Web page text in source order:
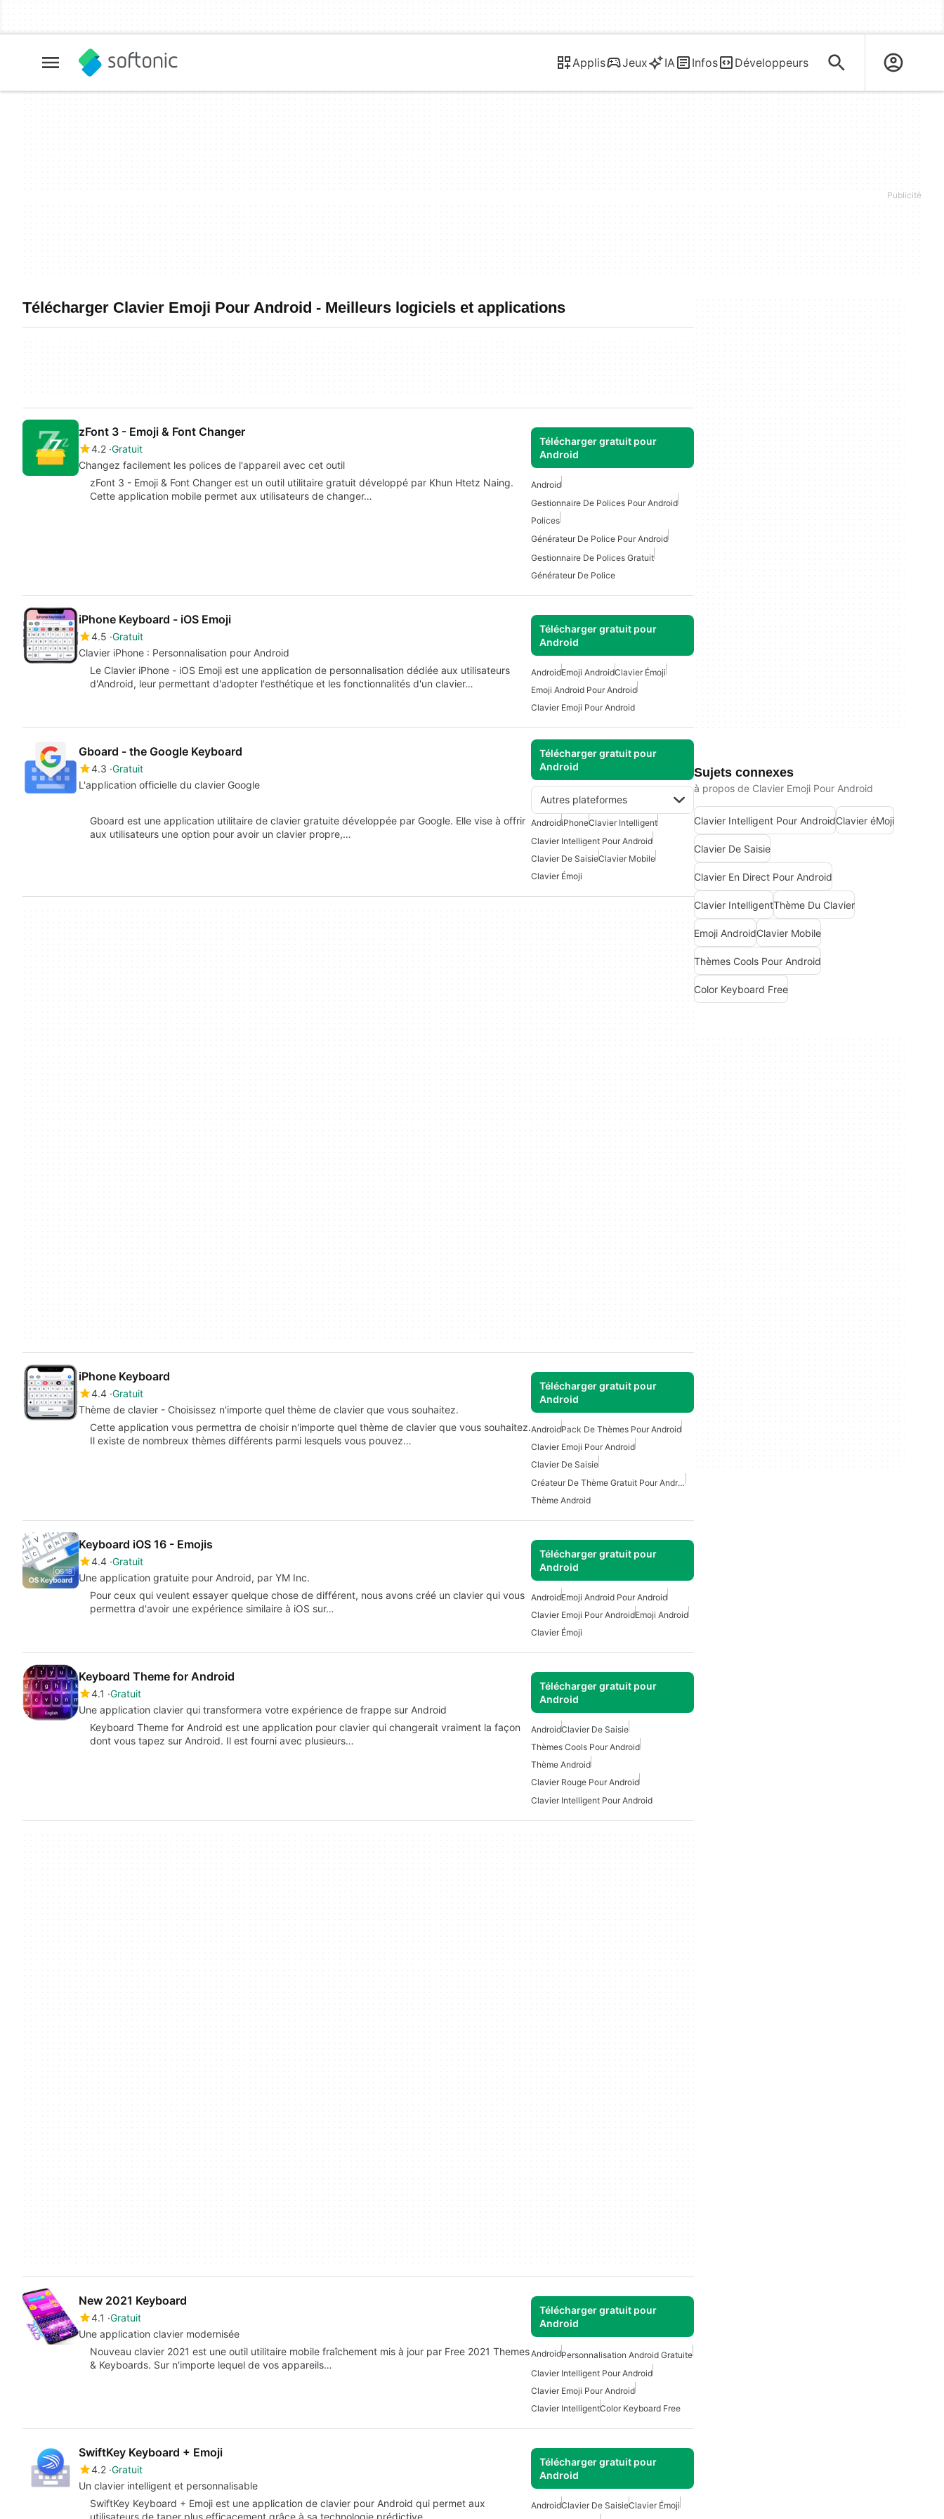
Applis Jeux IA Infos Développeurs
Télécharger Clavier Emoji Pour Android - Meilleurs logiciels et applications
zFont 3 - Emoji & Font Changer
4.2 Gratuit
Changez facilement les polices de l'appareil avec cet outil
Télécharger gratuit pour
Android
zFont 3 - Emoji & Font Changer est un outil utilitaire gratuit développé par Khun Htetz Naing.
Cette application mobile permet aux utilisateurs de changer…
Android
Gestionnaire De Polices Pour Android
Polices
Générateur De Police Pour Android
Gestionnaire De Polices Gratuit
Générateur De Police
iPhone Keyboard - iOS Emoji
4.5 Gratuit
Clavier iPhone : Personnalisation pour Android
Télécharger gratuit pour
Android
Le Clavier iPhone - iOS Emoji est une application de personnalisation dédiée aux utilisateurs
d'Android, leur permettant d'adopter l'esthétique et les fonctionnalités d'un clavier…
AndroidEmoji AndroidClavier Émoji
Emoji Android Pour Android
Clavier Emoji Pour Android
Gboard - the Google Keyboard
4.3 Gratuit
L'application officielle du clavier Google
Télécharger gratuit pour
Android
Autres plateformes
Gboard est une application utilitaire de clavier gratuite développée par Google. Elle vise à offrir
aux utilisateurs une option pour avoir un clavier propre,…
AndroidiPhoneClavier Intelligent
Clavier Intelligent Pour Android
Clavier De SaisieClavier Mobile
Clavier Émoji
iPhone Keyboard
4.4 Gratuit
Thème de clavier - Choisissez n'importe quel thème de clavier que vous souhaitez.
Télécharger gratuit pour
Android
Cette application vous permettra de choisir n'importe quel thème de clavier que vous souhaitez.
Il existe de nombreux thèmes différents parmi lesquels vous pouvez…
AndroidPack De Thèmes Pour Android
Clavier Emoji Pour Android
Clavier De Saisie
Créateur De Thème Gratuit Pour Android
Thème Android
Keyboard iOS 16 - Emojis
4.4 Gratuit
Une application gratuite pour Android, par YM Inc.
Télécharger gratuit pour
Android
Pour ceux qui veulent essayer quelque chose de différent, nous avons créé un clavier qui vous
permettra d'avoir une expérience similaire à iOS sur…
AndroidEmoji Android Pour Android
Clavier Emoji Pour AndroidEmoji Android
Clavier Émoji
Keyboard Theme for Android
4.1 Gratuit
Une application clavier qui transformera votre expérience de frappe sur Android
Télécharger gratuit pour
Android
Keyboard Theme for Android est une application pour clavier qui changerait vraiment la façon
dont vous tapez sur Android. Il est fourni avec plusieurs…
AndroidClavier De Saisie
Thèmes Cools Pour Android
Thème Android
Clavier Rouge Pour Android
Clavier Intelligent Pour Android
New 2021 Keyboard
4.1 Gratuit
Une application clavier modernisée
Télécharger gratuit pour
Android
Nouveau clavier 2021 est une outil utilitaire mobile fraîchement mis à jour par Free 2021 Themes
& Keyboards. Sur n'importe lequel de vos appareils…
AndroidPersonnalisation Android Gratuite
Clavier Intelligent Pour Android
Clavier Emoji Pour Android
Clavier IntelligentColor Keyboard Free
SwiftKey Keyboard + Emoji
4.2 Gratuit
Un clavier intelligent et personnalisable
Télécharger gratuit pour
Android
SwiftKey Keyboard + Emoji est une application de clavier pour Android qui permet aux
utilisateurs de taper plus efficacement grâce à sa technologie prédictive…
AndroidClavier De SaisieClavier Émoji
Sujets connexes
à propos de Clavier Emoji Pour Android
Clavier Intelligent Pour AndroidClavier éMoji
Clavier De Saisie
Clavier En Direct Pour Android
Clavier IntelligentThème Du Clavier
Emoji AndroidClavier Mobile
Thèmes Cools Pour Android
Color Keyboard Free